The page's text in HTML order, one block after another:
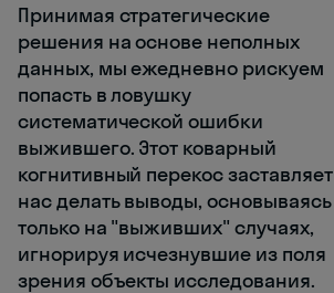
Принимая стратегические
решения на основе неполных
данных, мы ежедневно рискуем
попасть в ловушку
систематической ошибки
выжившего. Этот коварный
когнитивный перекос заставляет
нас делать выводы, основываясь
только на "выживших" случаях,
игнорируя исчезнувшие из поля
зрения объекты исследования.